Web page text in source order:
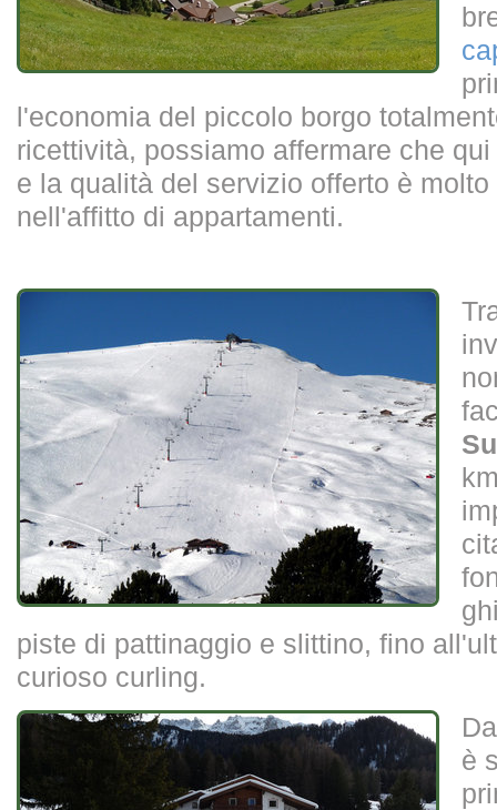
l'economia del piccolo borgo
ricettività, possiamo affermare che
e la qualità del servizio offerto è
nell'affitto di appartamenti.
piste di pattinaggio e slittino, fino
curioso curling.
è